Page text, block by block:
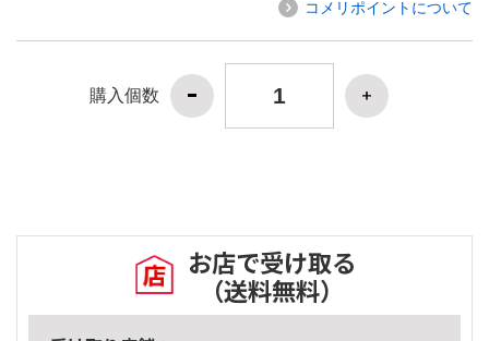
コメリポイントについて
購入個数
お店で受け取る
（送料無料）